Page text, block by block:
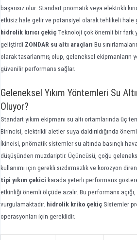
başarısız olur. Standart pnömatik veya elektrikli
etkisiz hale gelir ve potansiyel olarak tehlikeli hale
hidrolik kırıcı çekiç Teknoloji çok önemli bir fark
geliştirdi ZONDAR su altı araçları Bu
olarak tasarlanmış olup, geleneksel ekipmanların
güvenilir performans sağlar.
Geleneksel Yıkım Yöntemleri Su
Oluyor?
Standart yıkım ekipmanı su altı ortamlarında üç
Birincisi, elektrikli aletler suya daldırıldığında
İkincisi, pnömatik sistemler su altında basınçlı
düşüşünden muzdariptir. Üçüncüsü, çoğu
kullanımı için gerekli sızdırmazlık ve korozyon
tipi yıkım çekici karada yeterli performans
etkinliği önemli ölçüde azalır. Bu performans açığı,
vurgulamaktadır. hidrolik kriko çekiçSistemler
operasyonları için gereklidir.